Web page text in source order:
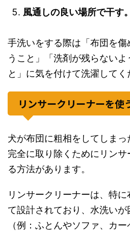
風通しの良い場所で干す。
手洗いをする際は「布団を
うこと」「洗剤が残らないよ
と」に気を付けて洗濯してく
リンサークリーナーを使
犬が布団に粗相をしてしま
完全に取り除くためにリン
る方法があります。
リンサークリーナーは、特
て設計されており、水洗い
（例：ふとんやソファ、カ